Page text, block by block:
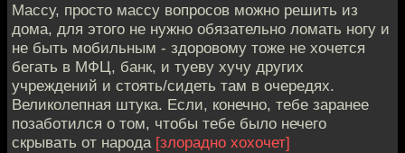
Массу, просто массу вопросов можно решить из
дома, для этого не нужно обязательно ломать ногу и
не быть мобильным - здоровому тоже не хочется
бегать в МФЦ, банк, и туеву хучу других
учреждений и стоять/сидеть там в очередях.
Великолепная штука. Если, конечно, тебе заранее
позаботился о том, чтобы тебе было нечего
скрывать от народа [злорадно хохочет]